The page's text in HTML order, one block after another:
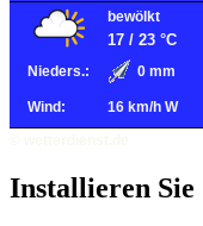
bewölkt
17 / 23 °C
Nieders.: 0 mm
Wind:
16 km/h W
Installieren